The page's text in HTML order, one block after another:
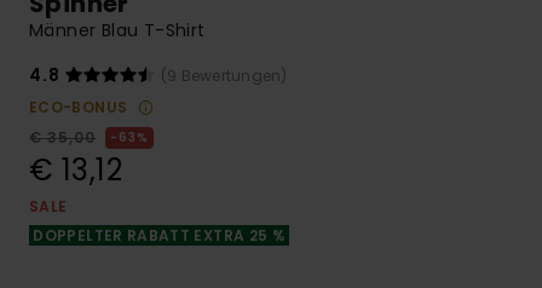
Männer Blau T-Shirt
4.8
(9 Bewertungen)
ECO-BONUS
€ 35,00
63%
€ 13,12
SALE
DOPPELTER RABATT EXTRA 25 %